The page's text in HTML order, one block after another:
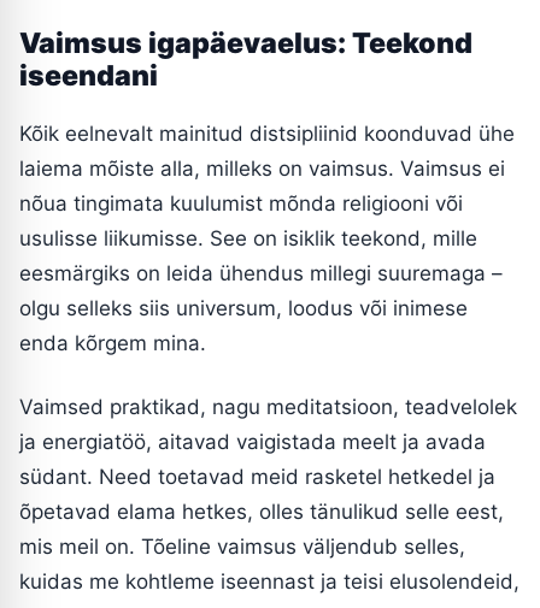
Vaimsus igapäevaelus: Teekond
iseendani
Kõik eelnevalt mainitud distsipliinid koonduvad ühe
laiema mõiste alla, milleks on vaimsus. Vaimsus ei
nõua tingimata kuulumist mõnda religiooni või
usulisse liikumisse. See on isiklik teekond, mille
eesmärgiks on leida ühendus millegi suuremaga –
olgu selleks siis universum, loodus või inimese
enda kõrgem mina.
Vaimsed praktikad, nagu meditatsioon, teadvelolek
ja energiatöö, aitavad vaigistada meelt ja avada
südant. Need toetavad meid rasketel hetkedel ja
õpetavad elama hetkes, olles tänulikud selle eest,
mis meil on. Tõeline vaimsus väljendub selles,
kuidas me kohtleme iseennast ja teisi elusolendeid,